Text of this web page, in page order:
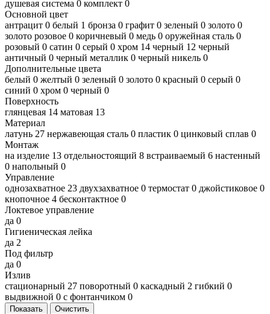
душевая система 0 комплект 0
Основной цвет
антрацит 0 белый 1 бронза 0 графит 0 зеленый 0 золото 0
золото розовое 0 коричневый 0 медь 0 оружейная сталь 0
розовый 0 сатин 0 серый 0 хром 14 черный 12 черный
античный 0 черный металлик 0 черный никель 0
Дополнительные цвета
белый 0 желтый 0 зеленый 0 золото 0 красный 0 серый 0
синий 0 хром 0 черный 0
Поверхность
глянцевая 14 матовая 13
Материал
латунь 27 нержавеющая сталь 0 пластик 0 цинковый сплав 0
Монтаж
на изделие 13 отдельностоящий 8 встраиваемый 6 настенный
0 напольный 0
Управление
однозахватное 23 двухзахватное 0 термостат 0 джойстиковое 0
кнопочное 4 бесконтактное 0
Локтевое управление
да 0
Гигиеническая лейка
да 2
Под фильтр
да 0
Излив
стационарный 27 поворотный 0 каскадный 2 гибкий 0
выдвижной 0 с фонтанчиком 0
Показать Очистить